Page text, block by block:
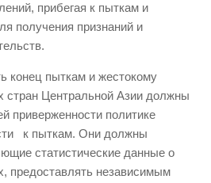
прибегая к пыткам и
получения признаний и
конец пыткам и жестокому
стран Центральной Азии должны
приверженности политике
к пыткам. Они должны
статистические данные о
предоставлять независимым